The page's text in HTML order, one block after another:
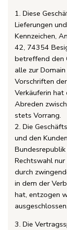
1. Diese
Lieferungen
Kennzeichen,
42, 74354
betreffend den
alle zur
Vorschriften
Verkäuferin
Abreden
stets Vorrang.
2. Die
und den
Rechtswahl
durch
in dem der
hat, entzogen
ausgeschlossen.
3. Die